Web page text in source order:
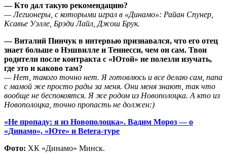
— Кто дал такую рекомендацию?
— Легионеры, с которыми играл в «Динамо»: Райан Спунер,
Ксавье Уэлле, Брэди Лайл, Джош Брук.
— Виталий Пинчук в интервью признавался, что его отец
знает больше о Нэшвилле и Теннесси, чем он сам. Твои
родители после контракта с «Ютой» не полезли изучать,
где это и каково там?
— Нет, такого точно нет. Я готовлюсь и все делаю сам, папа
с мамой же просто рады за меня. Они меня знают, так что
вообще не беспокоятся. Я же родом из Новополоцка. А кто из
Новополоцка, точно пропасть не должен:)
«Не пропаду: я из Новополоцка». Вадим Мороз — о
«Динамо», «Юте» и Betera-туре
Фото: ХК «Динамо» Минск.